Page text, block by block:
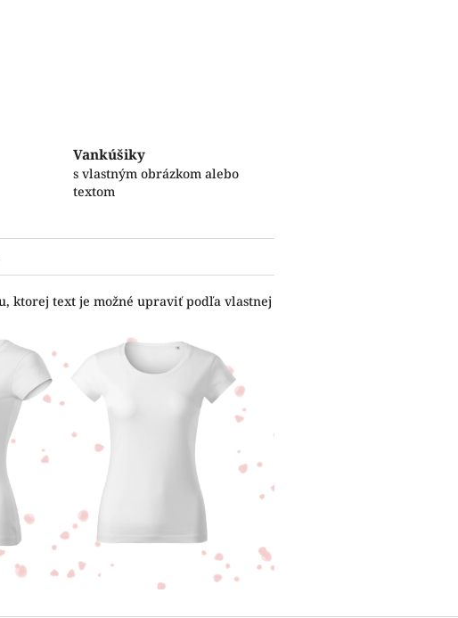
Vankúšiky
s vlastným obrázkom alebo
textom
ktorej text je možné upraviť podľa vlastnej